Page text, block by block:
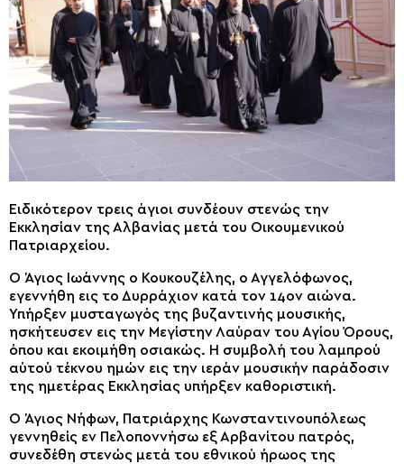
Ειδικότερον τρεις άγιοι συνδέουν στενώς την
Εκκλησίαν της Αλβανίας μετά του Οικουμενικού
Πατριαρχείου.
Ο Άγιος Ιωάννης ο Κουκουζέλης, ο Αγγελόφωνος,
εγεννήθη εις το Δυρράχιον κατά τον 14ον αιώνα.
Υπήρξεν μυσταγωγός της βυζαντινής μουσικής,
ησκήτευσεν εις την Μεγίστην Λαύραν του Αγίου Όρους,
όπου και εκοιμήθη οσιακώς. Η συμβολή του λαμπρού
αύτού τέκνου ημών εις την ιεράν μουσικήν παράδοσιν
της ημετέρας Εκκλησίας υπήρξεν καθοριστική.
Ο Άγιος Νήφων, Πατριάρχης Κωνσταντινουπόλεως
γεννηθείς εν Πελοποννήσω εξ Αρβανίτου πατρός,
συνεδέθη στενώς μετά του εθνικού ήρωος της